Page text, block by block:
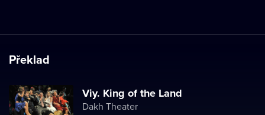
Překlad
Viy. King of the Land
Dakh Theater